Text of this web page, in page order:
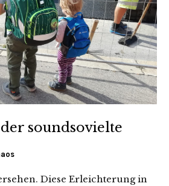
soundsovielte
Diese Erleichterung in